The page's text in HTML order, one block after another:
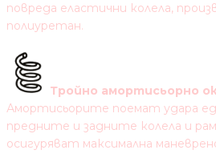
повреда еластични колела,
полиуретан.
Тройно амортисьорно
Амортисьорите поемат удара
предните и задните колела и
осигуряват максимална